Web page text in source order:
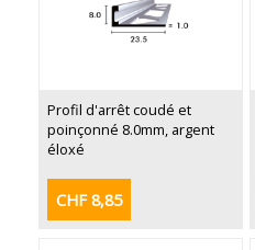
Profil d'arrêt coudé et
poinçonné 8.0mm, argent
éloxé
CHF 8,85